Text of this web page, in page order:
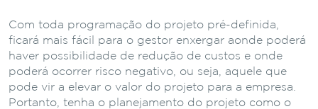
Com toda programação do projeto pré-definida,
ficará mais fácil para o gestor enxergar aonde poderá
haver possibilidade de redução de custos e onde
poderá ocorrer risco negativo, ou seja, aquele que
pode vir a elevar o valor do projeto para a empresa.
Portanto, tenha o planejamento do projeto como o